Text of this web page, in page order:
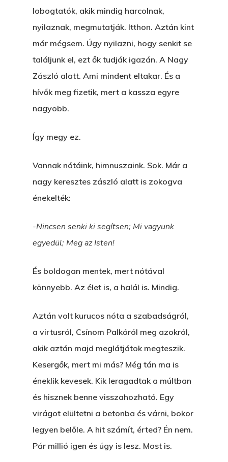
lobogtatók, akik mindig harcolnak,
nyilaznak, megmutatják. Itthon. Aztán kint
már mégsem. Úgy nyilazni, hogy senkit se
találjunk el, ezt ők tudják igazán. A Nagy
Zászló alatt. Ami mindent eltakar. És a
hívők meg fizetik, mert a kassza egyre
nagyobb.
Így megy ez.
Vannak nótáink, himnuszaink. Sok. Már a
nagy keresztes zászló alatt is zokogva
énekelték:
-Nincsen senki ki segítsen; Mi vagyunk
egyedül; Meg az Isten!
És boldogan mentek, mert nótával
könnyebb. Az élet is, a halál is. Mindig.
Aztán volt kurucos nóta a szabadságról,
a virtusról, Csínom Palkóról meg azokról,
akik aztán majd meglátjátok megteszik.
Kesergők, mert mi más? Még tán ma is
éneklik kevesek. Kik leragadtak a múltban
és hisznek benne visszahozható. Egy
virágot elültetni a betonba és várni, bokor
legyen belőle. A hit számít, érted? Én nem.
Pár millió igen és úgy is lesz. Most is.
EGY BANKOT, ÖDÖN?
GYERE VELEM
KÖNYVESBOLTBA,
A „BECSÜLETES”
Hogyan Tudta Feladni